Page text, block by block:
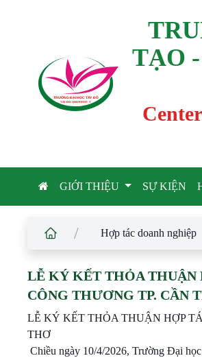
TRƯỜNG ĐẠI HỌC TÂY ĐÔ
TAY DO UNIVERSIT Y
TẠO
GIỚI THIỆU SỰ KIỆN
/ Hợp tác doanh nghiệp
LỄ KÝ KẾT THỎA THUẬN
CÔNG THƯƠNG TP. CẦN
LỄ KÝ KẾT THỎA THUẬN HỢP
THƠ
Chiều ngày 10/4/2026, Trường Đại